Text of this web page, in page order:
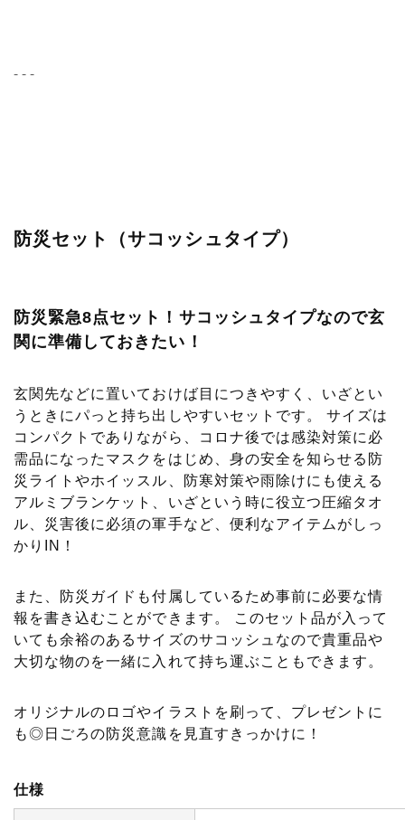
- - -
防災セット（サコッシュタイプ）
防災緊急8点セット！サコッシュタイプなので玄
関に準備しておきたい！
玄関先などに置いておけば目につきやすく、いざとい
うときにパっと持ち出しやすいセットです。 サイズは
コンパクトでありながら、コロナ後では感染対策に必
需品になったマスクをはじめ、身の安全を知らせる防
災ライトやホイッスル、防寒対策や雨除けにも使える
アルミブランケット、いざという時に役立つ圧縮タオ
ル、災害後に必須の軍手など、便利なアイテムがしっ
かりIN！
また、防災ガイドも付属しているため事前に必要な情
報を書き込むことができます。 このセット品が入って
いても余裕のあるサイズのサコッシュなので貴重品や
大切な物のを一緒に入れて持ち運ぶこともできます。
オリジナルのロゴやイラストを刷って、プレゼントに
も◎日ごろの防災意識を見直すきっかけに！
仕様